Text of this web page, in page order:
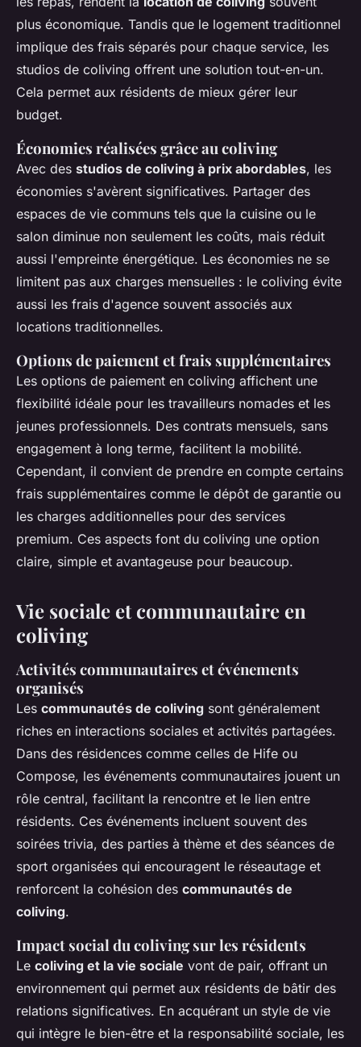
plus économique. Tandis que le logement traditionnel
implique des frais séparés pour chaque service, les
studios de coliving offrent une solution tout-en-un.
Cela permet aux résidents de mieux gérer leur
budget.
Économies réalisées grâce au coliving
Avec des studios de coliving à prix abordables, les
économies s'avèrent significatives. Partager des
espaces de vie communs tels que la cuisine ou le
salon diminue non seulement les coûts, mais réduit
aussi l'empreinte énergétique. Les économies ne se
limitent pas aux charges mensuelles : le coliving évite
aussi les frais d'agence souvent associés aux
locations traditionnelles.
Options de paiement et frais supplémentaires
Les options de paiement en coliving affichent une
flexibilité idéale pour les travailleurs nomades et les
jeunes professionnels. Des contrats mensuels, sans
engagement à long terme, facilitent la mobilité.
Cependant, il convient de prendre en compte certains
frais supplémentaires comme le dépôt de garantie ou
les charges additionnelles pour des services
premium. Ces aspects font du coliving une option
claire, simple et avantageuse pour beaucoup.
Vie sociale et communautaire en
coliving
Activités communautaires et événements
organisés
Les communautés de coliving sont généralement
riches en interactions sociales et activités partagées.
Dans des résidences comme celles de Hife ou
Compose, les événements communautaires jouent un
rôle central, facilitant la rencontre et le lien entre
résidents. Ces événements incluent souvent des
soirées trivia, des parties à thème et des séances de
sport organisées qui encouragent le réseautage et
renforcent la cohésion des communautés de
coliving.
Impact social du coliving sur les résidents
Le coliving et la vie sociale vont de pair, offrant un
environnement qui permet aux résidents de bâtir des
relations significatives. En acquérant un style de vie
qui intègre le bien-être et la responsabilité sociale, les